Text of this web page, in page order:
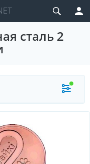
сталь 2